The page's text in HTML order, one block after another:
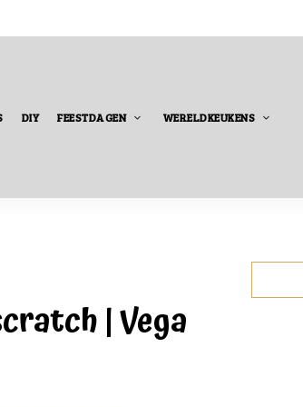
DIY FEESTDAGEN WERELDKEUKENS
| Vega